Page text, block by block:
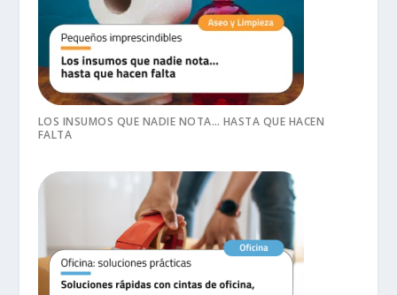
LOS INSUMOS QUE NADIE NOTA… HASTA QUE HACEN
FALTA